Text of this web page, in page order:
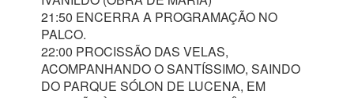
21:50 ENCERRA A PROGRAMAÇÃO NO
PALCO.
22:00 PROCISSÃO DAS VELAS,
ACOMPANHANDO O SANTÍSSIMO, SAINDO
DO PARQUE SÓLON DE LUCENA, EM